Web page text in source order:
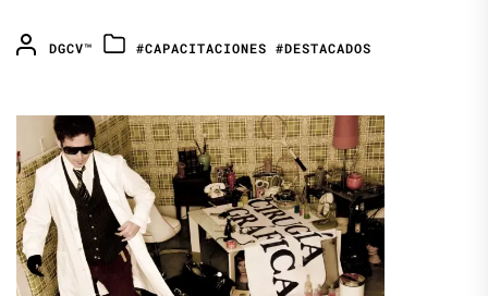
DGCV™ #CAPACITACIONES #DESTACADOS